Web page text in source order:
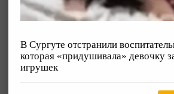
В Сургуте отстранили
которая «придушивала» девочку
игрушек